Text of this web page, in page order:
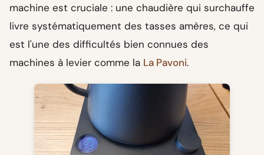
machine est cruciale : une chaudière qui surchauffe
livre systématiquement des tasses amères, ce qui
est l'une des difficultés bien connues des
machines à levier comme la La Pavoni.